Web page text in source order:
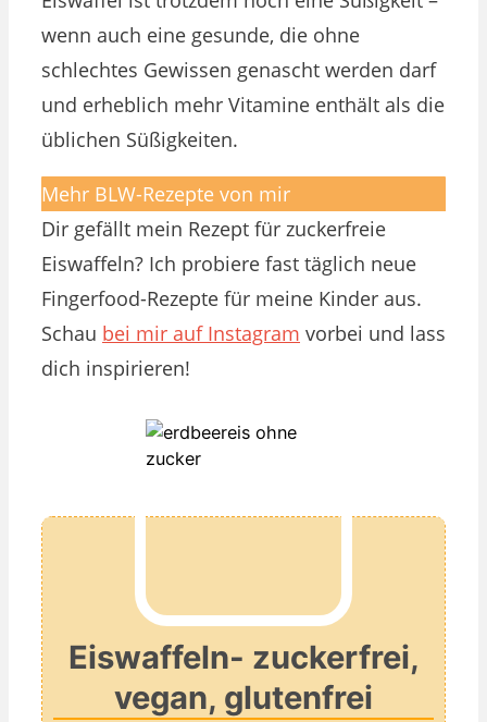
wenn auch eine gesunde, die ohne
schlechtes Gewissen genascht werden darf
und erheblich mehr Vitamine enthält als die
üblichen Süßigkeiten.
Mehr BLW-Rezepte von mir
Dir gefällt mein Rezept für zuckerfreie
Eiswaffeln? Ich probiere fast täglich neue
Fingerfood-Rezepte für meine Kinder aus.
Schau bei mir auf Instagram vorbei und lass
dich inspirieren!
Eiswaffeln- zuckerfrei,
vegan, glutenfrei